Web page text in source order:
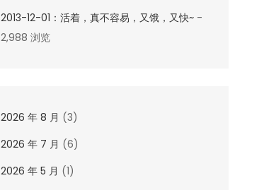
2013-12-01：活着，真不容易，又饿，又快~-
2,988 浏览
2026 年 8 月 (3)
2026 年 7 月 (6)
2026 年 5 月 (1)